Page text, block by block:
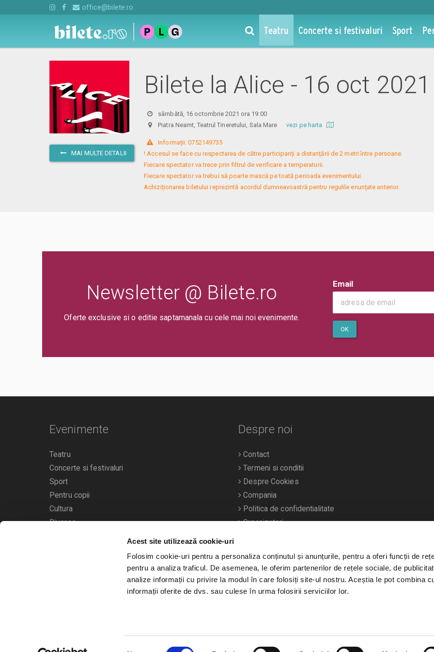
Acest site utilizează cookie-uri
Folosim cookie-uri pentru a personaliza conținutul și anunțurile, pentru a oferi funcții de
pentru a analiza traficul. De asemenea, le oferim partenerilor de rețele sociale, de
analize informații cu privire la modul în care folosiți site-ul nostru. Aceștia le pot combina
informații oferite de dvs. sau culese în urma folosirii serviciilor lor.
office@bilete.ro
Teatru Concerte si festivaluri Sport
MAI MULTE DETALII
Bilete la Alice - 16 oct 2021
sâmbătă, 16 octombrie 2021 ora 19:00
Piatra Neamt, Teatrul Tineretului, Sala Marevezi pe harta
Informații: 0752149735
! Accesul se face cu respectarea de către participanți a distanțării de 2 metri între persoane.
Fiecare spectator va trece prin filtrul de verificare a temperaturii.
Fiecare spectator va trebui să poarte mască pe toată perioada evenimentului.
Achiziționarea biletului reprezintă acordul dumneavoastră pentru regulile enunțate anterior.
Newsletter @ Bilete.ro
Oferte exclusive si o editie saptamanala cu cele mai noi evenimente.
Email
OK
Evenimente
Teatru
Concerte si festivaluri
Sport
Pentru copii
Cultura
Diverse
Calendarul evenimentelor
Despre noi
Contact
Termeni si conditii
Despre Cookies
Compania
Politica de confidentialitate
Organizatori
Bilete.ro
A.N.P.C.
O.D.R.